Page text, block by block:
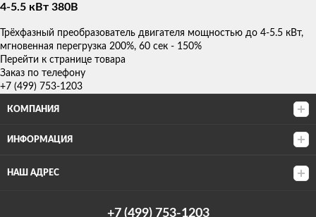
4-5.5 кВт 380В
Трёхфазный преобразователь двигателя мощностью до 4-5.5 кВт,
мгновенная перегрузка 200%, 60 сек - 150%
Перейти к странице товара
Заказ по телефону
+7 (499) 753-1203
КОМПАНИЯ
ИНФОРМАЦИЯ
НАШ АДРЕС
+7 (499) 753-1203